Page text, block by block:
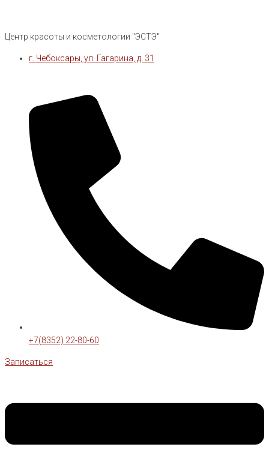
Центр красоты и косметологии "ЭСТЭ"
г. Чебоксары, ул. Гагарина, д. 31
+7(8352) 22-80-60
Записаться